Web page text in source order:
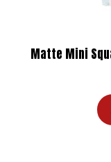
Matte Mini